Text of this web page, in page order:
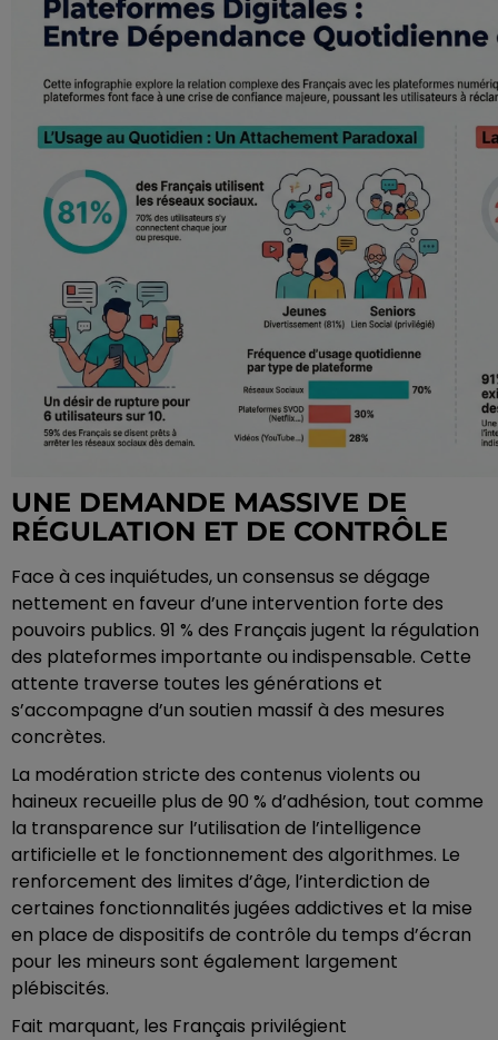
UNE DEMANDE MASSIVE DE
RÉGULATION ET DE CONTRÔLE
Face à ces inquiétudes, un consensus se dégage
nettement en faveur d’une intervention forte des
pouvoirs publics. 91 % des Français jugent la régulation
des plateformes importante ou indispensable. Cette
attente traverse toutes les générations et
s’accompagne d’un soutien massif à des mesures
concrètes.
La modération stricte des contenus violents ou
haineux recueille plus de 90 % d’adhésion, tout comme
la transparence sur l’utilisation de l’intelligence
artificielle et le fonctionnement des algorithmes. Le
renforcement des limites d’âge, l’interdiction de
certaines fonctionnalités jugées addictives et la mise
en place de dispositifs de contrôle du temps d’écran
pour les mineurs sont également largement
plébiscités.
Fait marquant, les Français privilégient